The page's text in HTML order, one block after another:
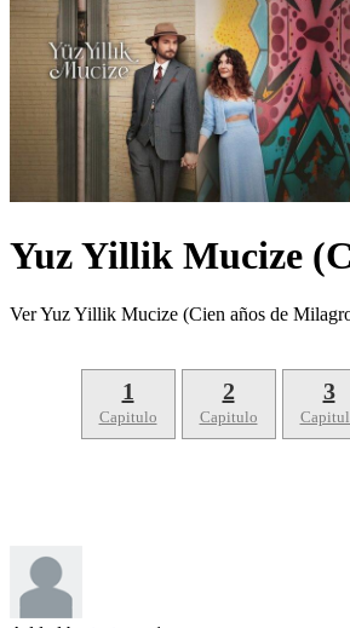
Yuz Yillik Mucize
Ver Yuz Yillik Mucize (Cien años de
1
Capitulo
2
Capitulo
3